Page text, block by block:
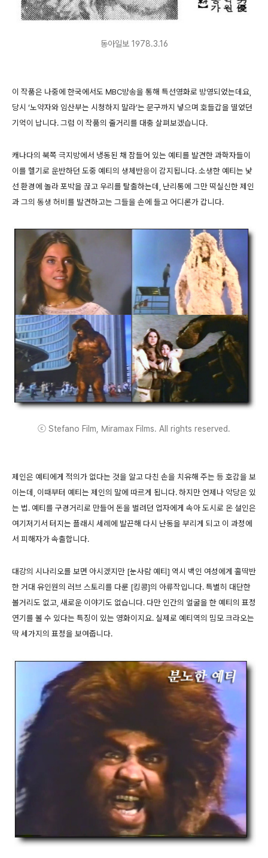
동아일보 1978.3.16
이 작품은 나중에 한국에서도 MBC방송을 통해 특선영화로 방영되었는데요,
당시 ‘노약자와 임산부는 시청하지 말라’는 문구까지 넣으며 호들갑을 떨었던
기억이 납니다. 그럼 이 작품의 줄거리를 대충 살펴보겠습니다.
캐나다의 북쪽 극지방에서 냉동된 채 잠들어 있는 예티를 발견한 과학자들이
이를 헬기로 운반하던 도중 예티의 생체반응이 감지됩니다. 소생한 예티는 낯
선 환경에 놀라 포박을 끊고 우리를 탈출하는데, 난리통에 그만 떡실신한 제인
과 그의 동생 허비를 발견하고는 그들을 손에 들고 어디론가 갑니다.
ⓒ Stefano Film, Miramax Films. All rights reserved.
제인은 예티에게 적의가 없다는 것을 알고 다친 손을 치유해 주는 등 호감을 보
이는데, 이때부터 예티는 제인의 말에 따르게 됩니다. 하지만 언제나 악당은 있
는 법. 예티를 구경거리로 만들어 돈을 벌려던 업자에게 속아 도시로 온 설인은
여기저기서 터지는 플래시 세례에 발끈해 다시 난동을 부리게 되고 이 과정에
서 피해자가 속출합니다.
대강의 시나리오를 보면 아시겠지만 [눈사람 예티] 역시 백인 여성에게 홀딱반
한 거대 유인원의 러브 스토리를 다룬 [킹콩]의 아류작입니다. 특별히 대단한
볼거리도 없고, 새로운 이야기도 없습니다. 다만 인간의 얼굴을 한 예티의 표정
연기를 볼 수 있다는 특징이 있는 영화이지요. 실제로 예티역의 밈모 크라오는
딱 세가지의 표정을 보여줍니다.